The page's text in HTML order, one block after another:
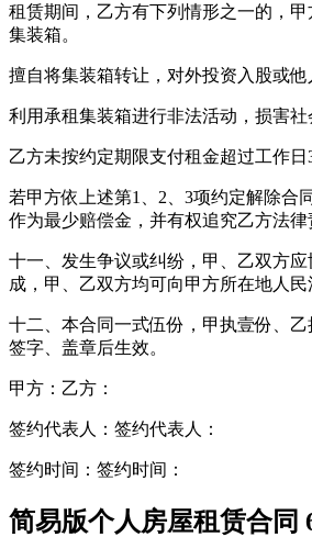
租赁期间，乙方有下列情形之一的，甲
集装箱。
擅自将集装箱转让，对外投资入股或他
利用承租集装箱进行非法活动，损害社
乙方未按约定期限支付租金超过工作日3
若甲方依上述第1、2、3项约定解除合
作为最少赔偿金，并有权追究乙方法律
十一、发生争议或纠纷，甲、乙双方
成，甲、乙双方均可向甲方所在地人民
十二、本合同一式伍份，甲执壹份、
签字、盖章后生效。
甲方：乙方：
签约代表人：签约代表人：
签约时间：签约时间：
简易版个人房屋租赁合同